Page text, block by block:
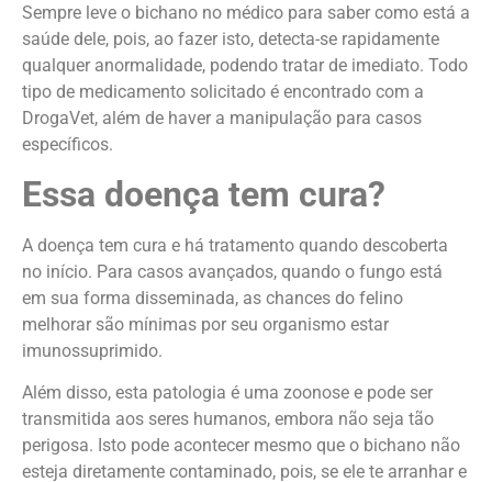
Sempre leve o bichano no médico para saber como está a
saúde dele, pois, ao fazer isto, detecta-se rapidamente
qualquer anormalidade, podendo tratar de imediato. Todo
tipo de medicamento solicitado é encontrado com a
DrogaVet, além de haver a manipulação para casos
específicos.
Essa doença tem cura?
A doença tem cura e há tratamento quando descoberta
no início. Para casos avançados, quando o fungo está
em sua forma disseminada, as chances do felino
melhorar são mínimas por seu organismo estar
imunossuprimido.
Além disso, esta patologia é uma zoonose e pode ser
transmitida aos seres humanos, embora não seja tão
perigosa. Isto pode acontecer mesmo que o bichano não
esteja diretamente contaminado, pois, se ele te arranhar e